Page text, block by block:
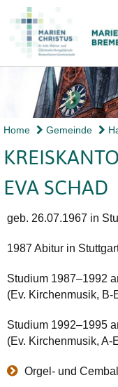
Home Gemeinde
EVA SCHAD
geb. 26.07.1967 in
1987 Abitur in
Studium 1987–1992
(Ev. Kirchenmusik,
Studium 1992–1995
(Ev. Kirchenmusik,
Orgel- und